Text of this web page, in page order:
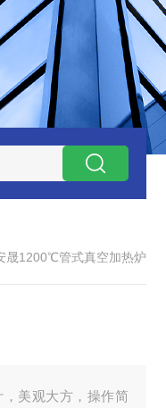
温马弗炉 陶瓷纤维
晟1200℃管式真空加热炉
美观大方，操作简